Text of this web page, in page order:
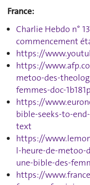
France:
Charlie Hebdo n°
commencement
https://
https://
metoo-des-
femmes-doc-
https://
bible-seeks-to-
text
https://
l-heure-de-metoo-
une-bible-des-
https://